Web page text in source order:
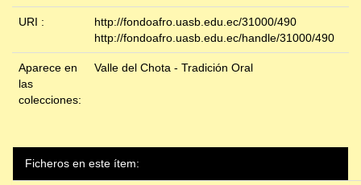
URI :
http://fondoafro.uasb.edu.ec/31000/490
http://fondoafro.uasb.edu.ec/handle/31000/490
Aparece en
las
colecciones:
Valle del Chota - Tradición Oral
Ficheros en este ítem: